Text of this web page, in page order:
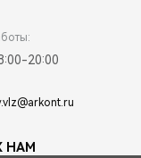
20:00
НАМ